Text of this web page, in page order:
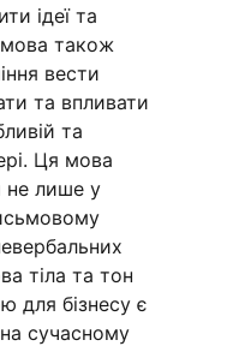
ідеї та
мова також
вести
та впливати
та
Ця мова
не лише у
тіла та тон
для бізнесу є
сучасному